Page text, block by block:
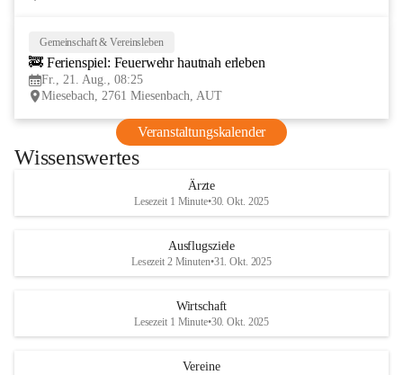
Gemeinschaft & Vereinsleben
🚒 Ferienspiel: Feuerwehr hautnah erleben
Fr., 21. Aug., 08:25
Miesebach, 2761 Miesenbach, AUT
Veranstaltungskalender
Wissenswertes
Ärzte
Lesezeit 1 Minute•30. Okt. 2025
Ausflugsziele
Lesezeit 2 Minuten•31. Okt. 2025
Wirtschaft
Lesezeit 1 Minute•30. Okt. 2025
Vereine